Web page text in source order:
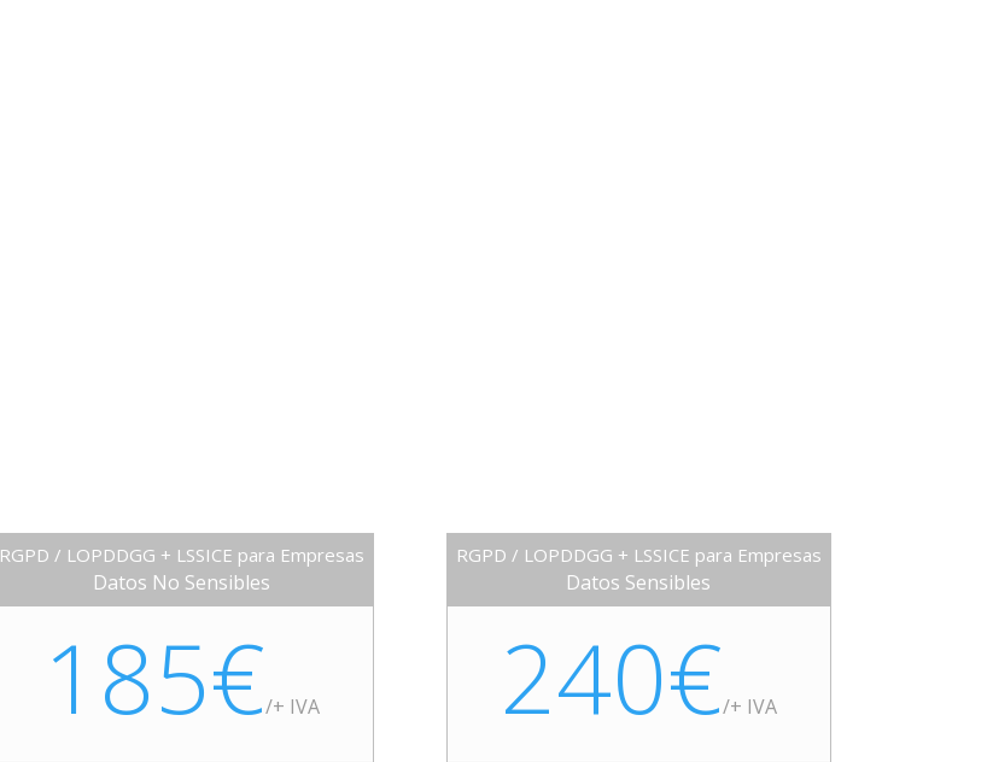
RGPD / LOPDDGG + LSSICE para Empresas
Datos No Sensibles
185€/+ IVA
RGPD / LOPDDGG + LSSICE para Empresas
Datos Sensibles
240€/+ IVA